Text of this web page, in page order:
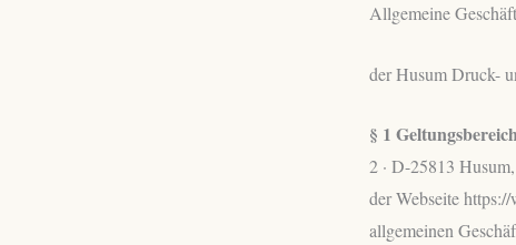
Allgemeine
der Husum Druck-
§ 1
2 · D-25813
der Webseite
allgemeinen